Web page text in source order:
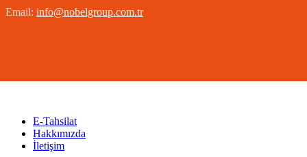
Email: info@nobelgroup.com.tr
E-Tahsilat
Hakkımızda
İletişim